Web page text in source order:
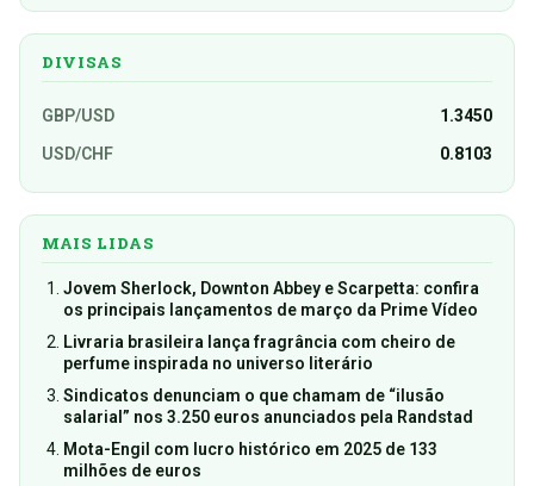
DIVISAS
GBP/USD
1.3450
USD/CHF
0.8103
MAIS LIDAS
Jovem Sherlock, Downton Abbey e Scarpetta: confira
os principais lançamentos de março da Prime Vídeo
Livraria brasileira lança fragrância com cheiro de
perfume inspirada no universo literário
Sindicatos denunciam o que chamam de “ilusão
salarial” nos 3.250 euros anunciados pela Randstad
Mota-Engil com lucro histórico em 2025 de 133
milhões de euros